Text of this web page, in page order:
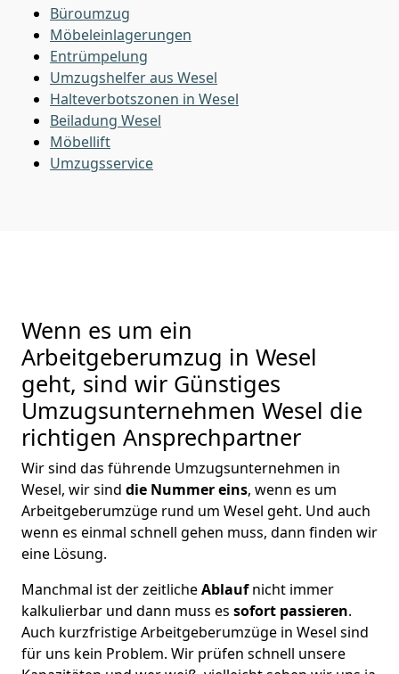
Büroumzug
Möbeleinlagerungen
Entrümpelung
Umzugshelfer aus Wesel
Halteverbotszonen in Wesel
Beiladung Wesel
Möbellift
Umzugsservice
Wenn es um ein
Arbeitgeberumzug in Wesel
geht, sind wir Günstiges
Umzugsunternehmen Wesel die
richtigen Ansprechpartner
Wir sind das führende Umzugsunternehmen in
Wesel, wir sind die Nummer eins, wenn es um
Arbeitgeberumzüge rund um Wesel geht. Und auch
wenn es einmal schnell gehen muss, dann finden wir
eine Lösung.
Manchmal ist der zeitlicheAblaufnicht immer
kalkulierbar und dann muss es sofort passieren.
Auch kurzfristige Arbeitgeberumzüge in Wesel sind
für uns kein Problem. Wir prüfen schnell unsere